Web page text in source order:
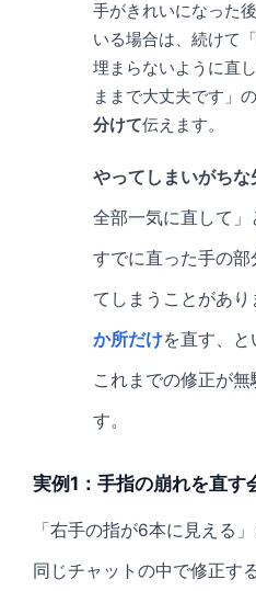
手がきれいになった
いる場合は、続けて
埋まらないように直
ままで大丈夫です」の
分けて伝えます。
やってしまいがちな
全部一気に直して」
すでに直った手の
てしまうことがあり
か所だけを直す、と
これまでの修正が
す。
実例1：手指の崩れを直す
「右手の指が6本に見える
同じチャットの中で修正す